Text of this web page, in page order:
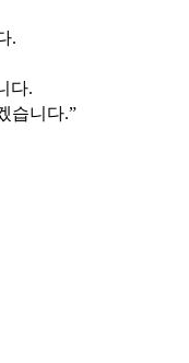
.
다.
습니다.”